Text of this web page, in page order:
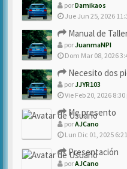
porDamikaos
Jue Jun 25, 2026
Manual de
porJuanmaNPI
Dom Mar 08, 2026
Necesito dos
porJJYR103
Vie Feb 20, 2026 8:30
Me presento
porAJCano
Lun Dic 01, 2025
Presentación
porAJCano